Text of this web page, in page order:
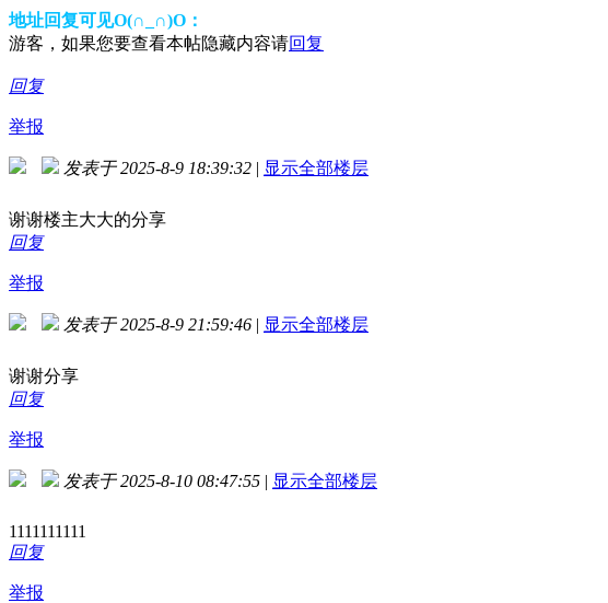
地址回复可见O(∩_∩)O：
游客，如果您要查看本帖隐藏内容请回复
回复
举报
发表于 2025-8-9 18:39:32 | 显示全部楼层
谢谢楼主大大的分享
回复
举报
发表于 2025-8-9 21:59:46 | 显示全部楼层
谢谢分享
回复
举报
发表于 2025-8-10 08:47:55 | 显示全部楼层
1111111111
回复
举报